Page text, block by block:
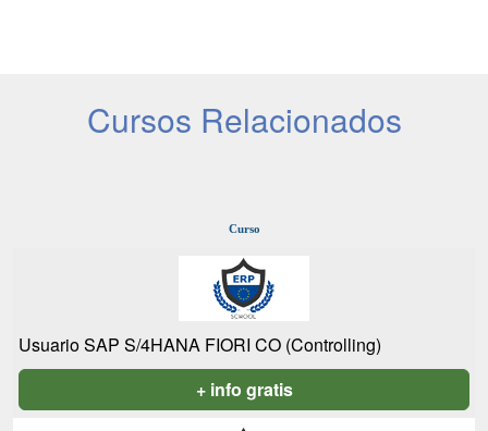
Cursos Relacionados
Curso
Usuario SAP S/4HANA FIORI CO (Controlling)
+ info gratis